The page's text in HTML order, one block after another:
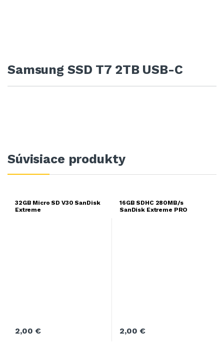
Samsung SSD T7 2TB USB-C
Súvisiace produkty
32GB Micro SD V30 SanDisk
Extreme
2,00€
16GB SDHC 280MB/s
SanDisk Extreme PRO
2,00€